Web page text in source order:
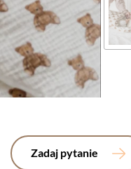
Zadaj pytanie